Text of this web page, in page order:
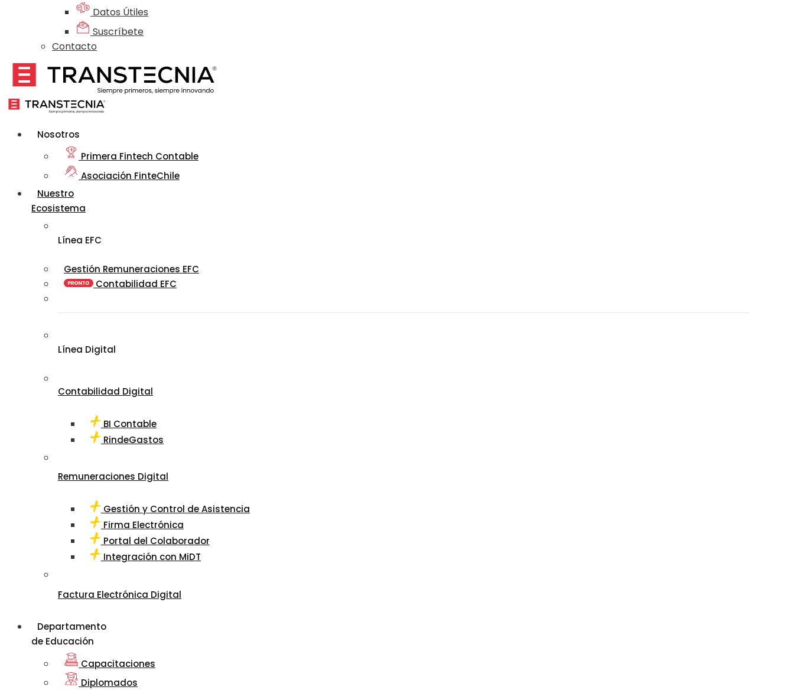
Datos Útiles
Suscríbete
Contacto
Nosotros
Primera Fintech Contable
Asociación FinteChile
Nuestro
Ecosistema
Línea EFC
Gestión Remuneraciones EFC
Contabilidad EFC
Línea Digital
Contabilidad Digital
BI Contable
RindeGastos
Remuneraciones Digital
Gestión y Control de Asistencia
Firma Electrónica
Portal del Colaborador
Integración con MiDT
Factura Electrónica Digital
Departamento
de Educación
Capacitaciones
Diplomados